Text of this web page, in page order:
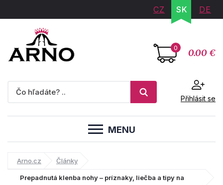
CZ SK DE
0 0.00 €
Přihlásit se
MENU
Arno.cz Články
Prepadnutá klenba nohy – príznaky, liečba a tipy na